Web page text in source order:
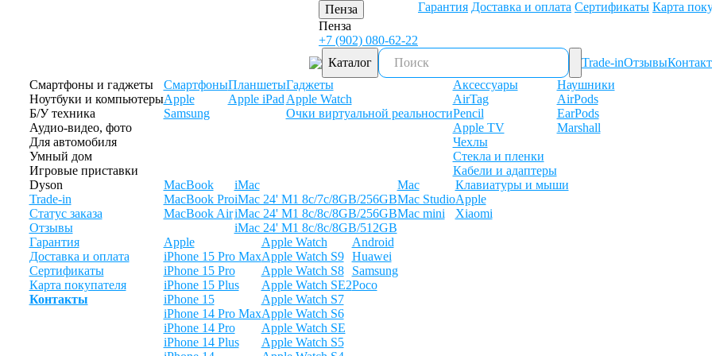
Пенза
Пенза
+7 (902) 080-62-22
Гарантия Доставка и оплата Сертификаты Карта
Каталог Trade-inОтзывы
Смартфоны и гаджеты
Ноутбуки и компьютеры
Б/У техника
Аудио-видео, фото
Для автомобиля
Умный дом
Игровые приставки
Dyson
Trade-in
Статус заказа
Отзывы
Гарантия
Доставка и оплата
Сертификаты
Карта покупателя
Контакты
Смартфоны
Apple
Samsung
Планшеты
Apple iPad
Гаджеты
Apple Watch
Очки виртуальной реальности
Аксессуары
AirTag
Pencil
Apple TV
Чехлы
Стекла и пленки
Кабели и адаптеры
Наушники
AirPods
EarPods
Marshall
MacBook
MacBook Pro
MacBook Air
iMac
iMac 24' M1 8c/7c/8GB/256GB
iMac 24' M1 8c/8c/8GB/256GB
iMac 24' M1 8c/8c/8GB/512GB
Mac
Mac Studio
Mac mini
Клавиатуры и мыши
Apple
Xiaomi
Apple
iPhone 15 Pro Max
iPhone 15 Pro
iPhone 15 Plus
iPhone 15
iPhone 14 Pro Max
iPhone 14 Pro
iPhone 14 Plus
Apple Watch
Apple Watch S9
Apple Watch S8
Apple Watch SE2
Apple Watch S7
Apple Watch S6
Apple Watch SE
Apple Watch S5
Android
Huawei
Samsung
Poco